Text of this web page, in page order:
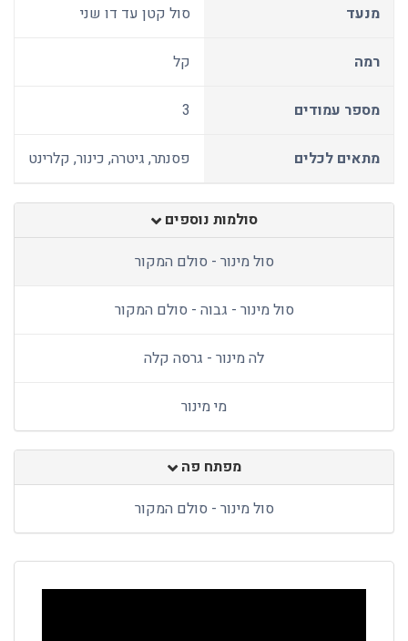
מנעד סול קטן עד דו שני
רמה קל
מספר עמודים 3
מתאים לכלים פסנתר, גיטרה, כינור, קלרינט
סולמות נוספים
סול מינור - סולם המקור
סול מינור - גבוה - סולם המקור
לה מינור - גרסה קלה
מי מינור
מפתח פה
סול מינור - סולם המקור